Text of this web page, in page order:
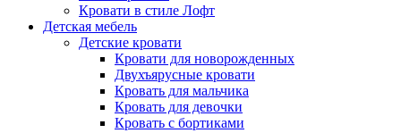
Кровати в стиле Лофт
Детская мебель
Детские кровати
Кровати для новорожденных
Двухъярусные кровати
Кровать для мальчика
Кровать для девочки
Кровать с бортиками